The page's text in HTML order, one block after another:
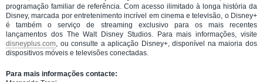
programação familiar de referência. Com acesso ilimitado à longa história da
Disney, marcada por entretenimento incrível em cinema e televisão, o Disney+
é também o serviço de streaming exclusivo para os mais recentes
lançamentos dos The Walt Disney Studios. Para mais informações, visite
disneyplus.com, ou consulte a aplicação Disney+, disponível na maioria dos
dispositivos móveis e televisões conectadas.
Para mais informações contacte: